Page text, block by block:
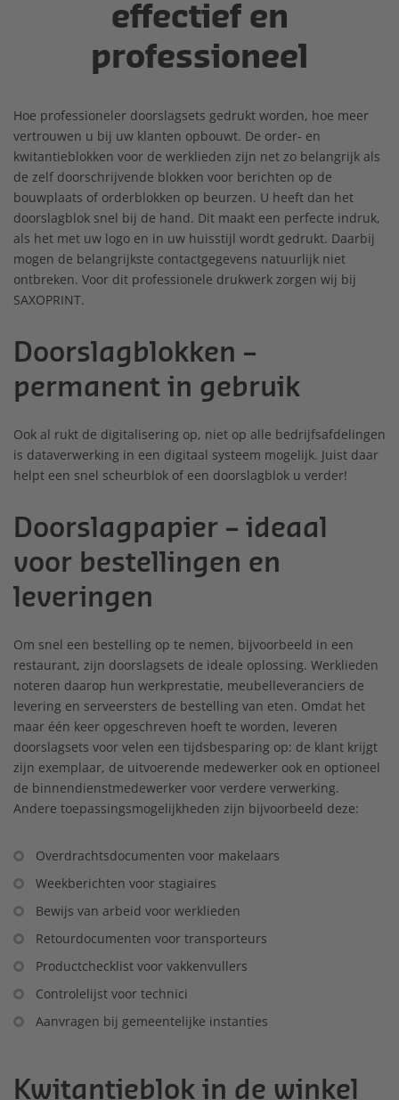
effectief en
professioneel
Hoe professioneler doorslagsets gedrukt worden, hoe meer
vertrouwen u bij uw klanten opbouwt. De order- en
kwitantieblokken voor de werklieden zijn net zo belangrijk als
de zelf doorschrijvende blokken voor berichten op de
bouwplaats of orderblokken op beurzen. U heeft dan het
doorslagblok snel bij de hand. Dit maakt een perfecte indruk,
als het met uw logo en in uw huisstijl wordt gedrukt. Daarbij
mogen de belangrijkste contactgegevens natuurlijk niet
ontbreken. Voor dit professionele drukwerk zorgen wij bij
SAXOPRINT.
Doorslagblokken –
permanent in gebruik
Ook al rukt de digitalisering op, niet op alle bedrijfsafdelingen
is dataverwerking in een digitaal systeem mogelijk. Juist daar
helpt een snel scheurblok of een doorslagblok u verder!
Doorslagpapier – ideaal
voor bestellingen en
leveringen
Om snel een bestelling op te nemen, bijvoorbeeld in een
restaurant, zijn doorslagsets de ideale oplossing. Werklieden
noteren daarop hun werkprestatie, meubelleveranciers de
levering en serveersters de bestelling van eten. Omdat het
maar één keer opgeschreven hoeft te worden, leveren
doorslagsets voor velen een tijdsbesparing op: de klant krijgt
zijn exemplaar, de uitvoerende medewerker ook en optioneel
de binnendienstmedewerker voor verdere verwerking.
Andere toepassingsmogelijkheden zijn bijvoorbeeld deze:
Overdrachtsdocumenten voor makelaars
Weekberichten voor stagiaires
Bewijs van arbeid voor werklieden
Retourdocumenten voor transporteurs
Productchecklist voor vakkenvullers
Controlelijst voor technici
Aanvragen bij gemeentelijke instanties
Kwitantieblok in de winkel